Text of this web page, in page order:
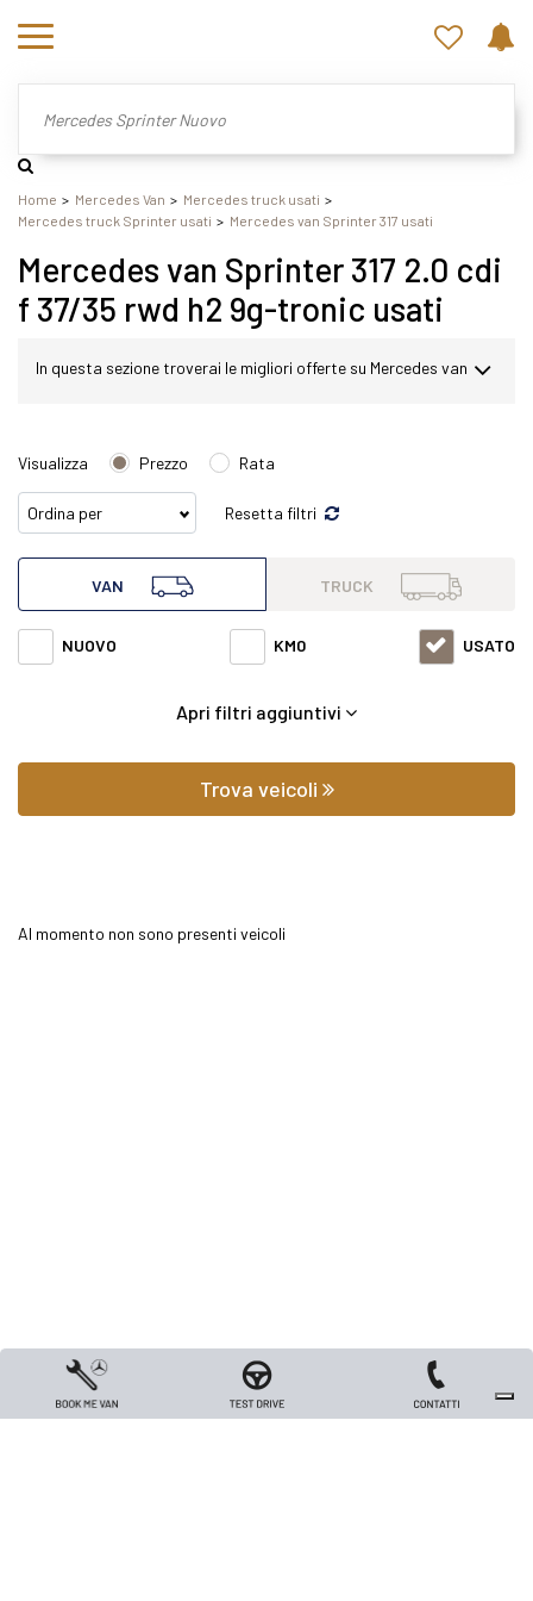
Home Mercedes Van
Mercedes truck usati
Mercedes truck Sprinter usati
Mercedes van Sprinter 317 usati
Mercedes van Sprinter 317 2.0 cdi
f 37/35 rwd h2 9g-tronic usati
In questa sezione troverai le migliori offerte su Mercedes van
Mercedes van Sprinter 317 2.0 cdi f 37/35 rwd h2 9g-tronic
con varie fasce di prezzi ed equipaggiamenti in grado di
soddisfare qualsiasi esigenza di comfort o prestazione.
Oltre a conoscere il prezzo potrai scoprire gli
Visualizza Prezzo Rata
Resetta filtri
VAN TRUCK
NUOVO KM0 USATO
Apri filtri aggiuntivi
Trova veicoli
Al momento non sono presenti veicoli